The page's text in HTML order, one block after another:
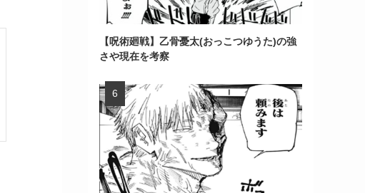
【呪術廻戦】乙骨憂太(おっこつゆうた)の強
さや現在を考察